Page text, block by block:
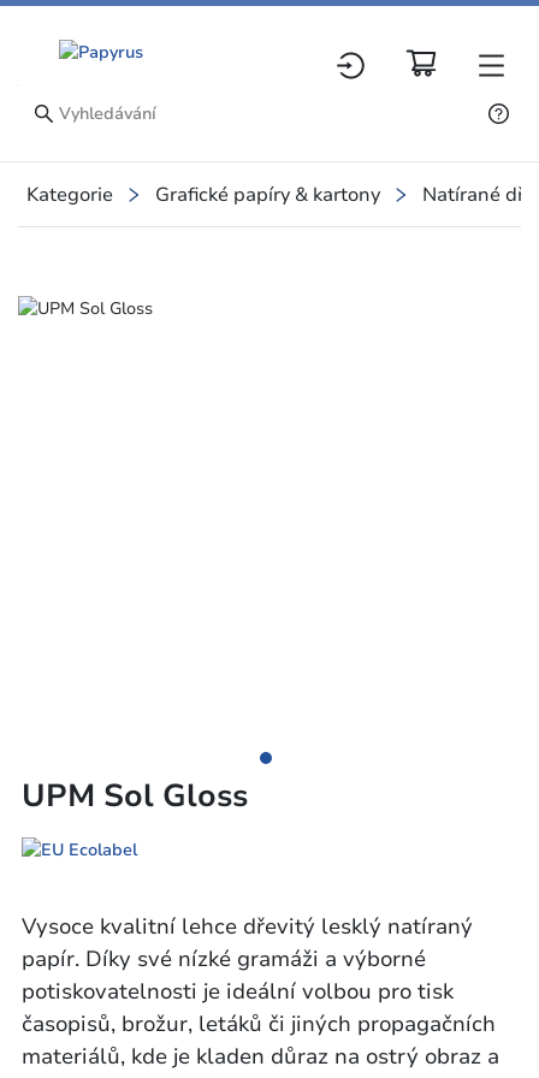
Kategorie Grafické papíry & kartony Natírané
Slide 1 of 1
UPM Sol Gloss
Vysoce kvalitní lehce dřevitý lesklý natíraný
papír. Díky své nízké gramáži a výborné
potiskovatelnosti je ideální volbou pro tisk
časopisů, brožur, letáků či jiných propagačních
materiálů, kde je kladen důraz na ostrý obraz a